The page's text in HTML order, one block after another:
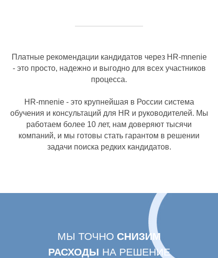
Платные рекомендации кандидатов через HR-mnenie
- это просто, надежно и выгодно для всех участников
процесса.
HR-mnenie - это крупнейшая в России система
обучения и консультаций для HR и руководителей. Мы
работаем более 10 лет, нам доверяют тысячи
компаний, и мы готовы стать гарантом в решении
задачи поиска редких кандидатов.
МЫ ТОЧНО СНИЗИМ
РАСХОДЫ НА РЕШЕНИЕ